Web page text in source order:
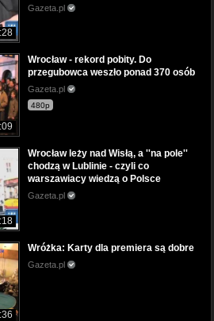
Gazeta.pl
Wrocław - rekord pobity. Do
przegubowca weszło ponad 370 osób
Gazeta.pl
480p
Wrocław leży nad Wisłą, a ''na pole''
chodzą w Lublinie - czyli co
warszawiacy wiedzą o Polsce
Gazeta.pl
Wróżka: Karty dla premiera są dobre
Gazeta.pl